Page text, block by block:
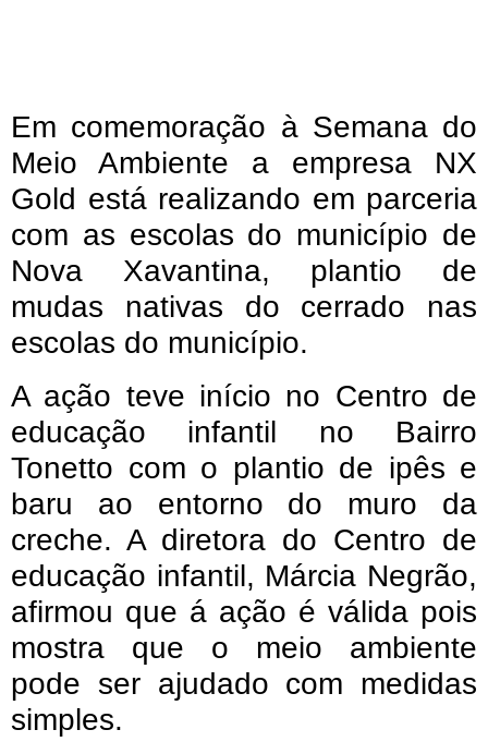
Em comemoração à Semana do
Meio Ambiente a empresa NX
Gold está realizando em parceria
com as escolas do município de
Nova Xavantina, plantio de
mudas nativas do cerrado nas
escolas do município.
A ação teve início no Centro de
educação infantil no Bairro
Tonetto com o plantio de ipês e
baru ao entorno do muro da
creche. A diretora do Centro de
educação infantil, Márcia Negrão,
afirmou que á ação é válida pois
mostra que o meio ambiente
pode ser ajudado com medidas
simples.